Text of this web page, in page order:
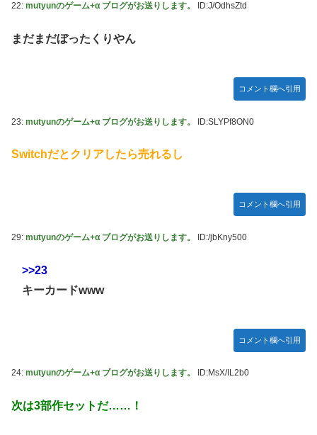
22: mutyunのゲーム+α ブログがお送りします。 ID:J/OdhsZtd
まだまだぼったくりやん
コメント欄へ引用
23: mutyunのゲーム+α ブログがお送りします。 ID:SLYPf8ON0
Switchだとクリアしたら売れるし
コメント欄へ引用
29: mutyunのゲーム+α ブログがお送りします。 ID:/jbKny500
>>23
キーカードwww
コメント欄へ引用
24: mutyunのゲーム+α ブログがお送りします。 ID:MsX/IL2b0
次は3部作セットだ……！